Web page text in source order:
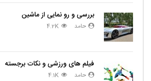
بررسی و رو نمایی از ماشین
حامد 4.2K
فیلم های ورزشی و نکات برجسته
حامد 4.1K